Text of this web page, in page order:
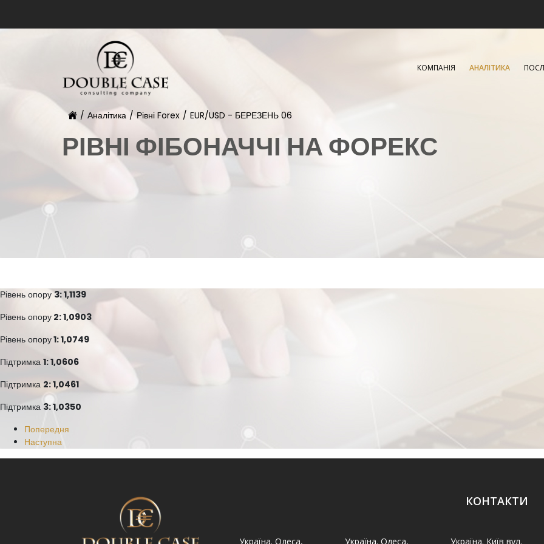
КОМПАНІЯ АНАЛІТИКА
/ Аналітика / Рівні Forex / EUR/USD - БЕРЕЗЕНЬ 06
РІВНІ ФІБОНАЧЧІ НА ФОРЕКС
Рівень опору3: 1,1139
Рівень опору 2: 1,0903
Рівень опору1: 1,0749
Підтримка 1: 1,0606
Підтримка 2: 1,0461
Підтримка 3: 1,0350
Попередня
Наступна
КОНТАКТИ
Україна. Львів вул. Україна. Львів, просп. Україна. Одеса, Україна. Одеса, Україна. Київ вул.